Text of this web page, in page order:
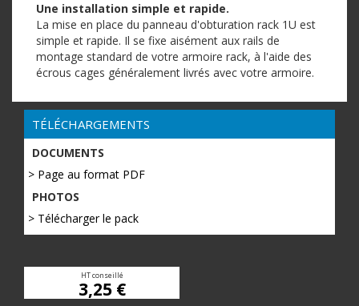
Une installation simple et rapide.
La mise en place du panneau d'obturation rack 1U est
simple et rapide. Il se fixe aisément aux rails de
montage standard de votre armoire rack, à l'aide des
écrous cages généralement livrés avec votre armoire.
TÉLÉCHARGEMENTS
DOCUMENTS
> Page au format PDF
PHOTOS
> Télécharger le pack
HT conseillé
3,25 €